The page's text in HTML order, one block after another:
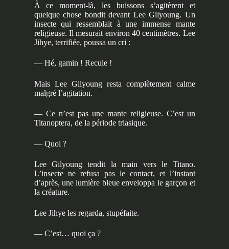
À ce moment-là, les buissons s’agitèrent et
quelque chose bondit devant Lee Gilyoung. Un
insecte qui ressemblait à une immense mante
religieuse. Il mesurait environ 40 centimètres. Lee
Jihye, terrifiée, poussa un cri :
— Hé, gamin ! Recule !
Mais Lee Gilyoung resta complètement calme
malgré l’agitation.
— Ce n’est pas une mante religieuse. C’est un
Titanoptera, de la période triasique.
— Quoi ?
Lee Gilyoung tendit la main vers le Titano.
L’insecte ne refusa pas le contact, et l’instant
d’après, une lumière bleue enveloppa le garçon et
la créature.
Lee Jihye les regarda, stupéfaite.
— C’est… quoi ça ?